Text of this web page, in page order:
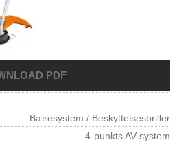
Bæresystem / Beskyttelsesbriller
4-punkts AV-system